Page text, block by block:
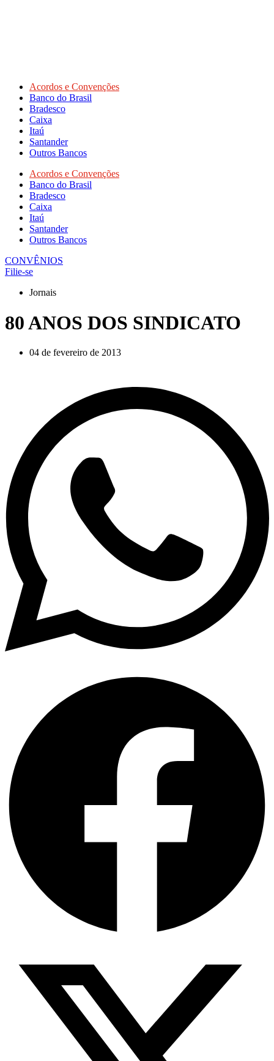
Acordos e Convenções
Banco do Brasil
Bradesco
Caixa
Itaú
Santander
Outros Bancos
Acordos e Convenções
Banco do Brasil
Bradesco
Caixa
Itaú
Santander
Outros Bancos
CONVÊNIOS
Filie-se
Jornais
80 ANOS DOS SINDICATO
04 de fevereiro de 2013